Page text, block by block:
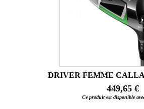
DRIVER FEMME
449,65 €
Ce produit est disponible